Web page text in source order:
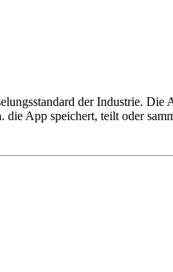
der Industrie.
App speichert, teilt oder